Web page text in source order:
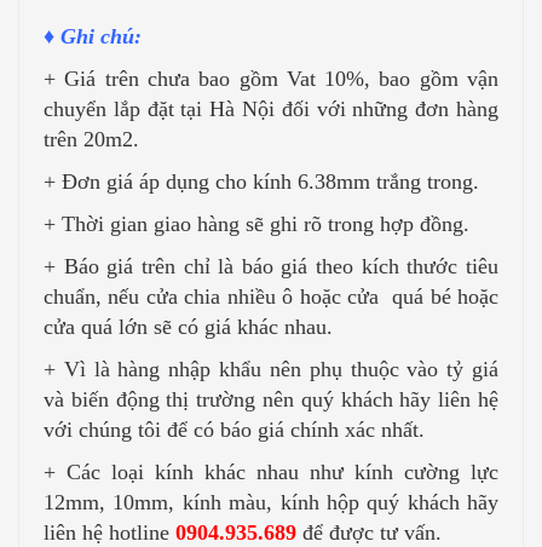
♦ Ghi chú:
+ Giá trên chưa bao gồm Vat 10%, bao gồm vận
chuyển lắp đặt tại Hà Nội đối với những đơn hàng
trên 20m2.
+ Đơn giá áp dụng cho kính 6.38mm trắng trong.
+ Thời gian giao hàng sẽ ghi rõ trong hợp đồng.
+ Báo giá trên chỉ là báo giá theo kích thước tiêu
chuẩn, nếu cửa chia nhiều ô hoặc cửa quá bé hoặc
cửa quá lớn sẽ có giá khác nhau.
+ Vì là hàng nhập khẩu nên phụ thuộc vào tỷ giá
và biến động thị trường nên quý khách hãy liên hệ
với chúng tôi để có báo giá chính xác nhất.
+ Các loại kính khác nhau như kính cường lực
12mm, 10mm, kính màu, kính hộp quý khách hãy
liên hệ hotline 0904.935.689 để được tư vấn.